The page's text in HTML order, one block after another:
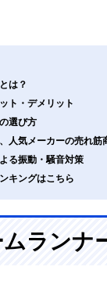
は？
ト・デメリット
選び方
人気メーカーの売れ筋
る振動・騒音対策
キングはこちら
ランナ